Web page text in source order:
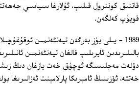
قاتتىق كونترول قىلىپ، ئۇلارغا سىياسىي
قويۇپ كەلگەن.
1989 ‏- يىلى يۈز بەرگەن تيەنئەنمىن
بالىلىرىدىن ئايرىلىپ قالغان تيەنئەنمىن
دۆلەت مەجلىسىگە ئوچۇق خەت يازغان دىڭ
خەتتە، ئۆزىنىڭ ئامېرىكا پارلامېنت ئەزالىرىغا